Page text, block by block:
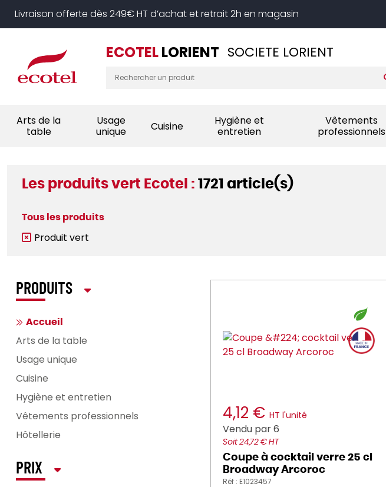
Livraison offerte dès 249€ HT d’achat et retrait 2h en magasin
ECOTELLORIENT SOCIETE LORIENT
Arts de la
table
Usage
unique
Cuisine
Hygiène et
entretien
Vêtements
professionnels
Les produits vert Ecotel : 1721 article(s)
Tous les produits
Produit vert
PRODUITS
Accueil
Arts de la table
Usage unique
Cuisine
Hygiène et entretien
Vêtements professionnels
Hôtellerie
PRIX
4,12 € HT l'unité
Vendu par 6
Soit 24,72 € HT
Coupe à cocktail verre 25 cl
Broadway Arcoroc
Réf : E1023457
Panneau de gestion des cookies